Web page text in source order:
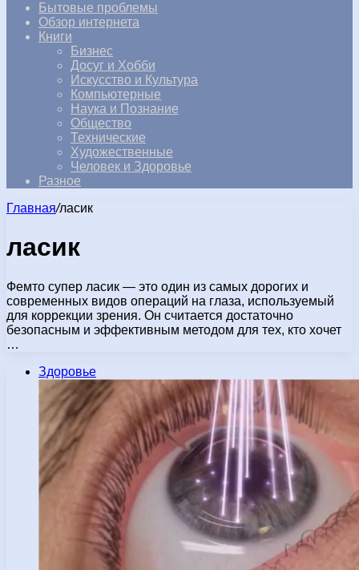
Бытовые проблемы
Обзор интернета
Книги
Бизнес
Досуг и Хобби
Искусство и Культура
Компьютерные
Наука и Познание
Общество
Технические
Художественные
Человек и Здоровье
Разное
Главная/ласик
ласик
Фемто супер ласик — это один из самых дорогих и
современных видов операций на глаза, используемый
для коррекции зрения. Он считается достаточно
безопасным и эффективным методом для тех, кто хочет
…
Здоровье